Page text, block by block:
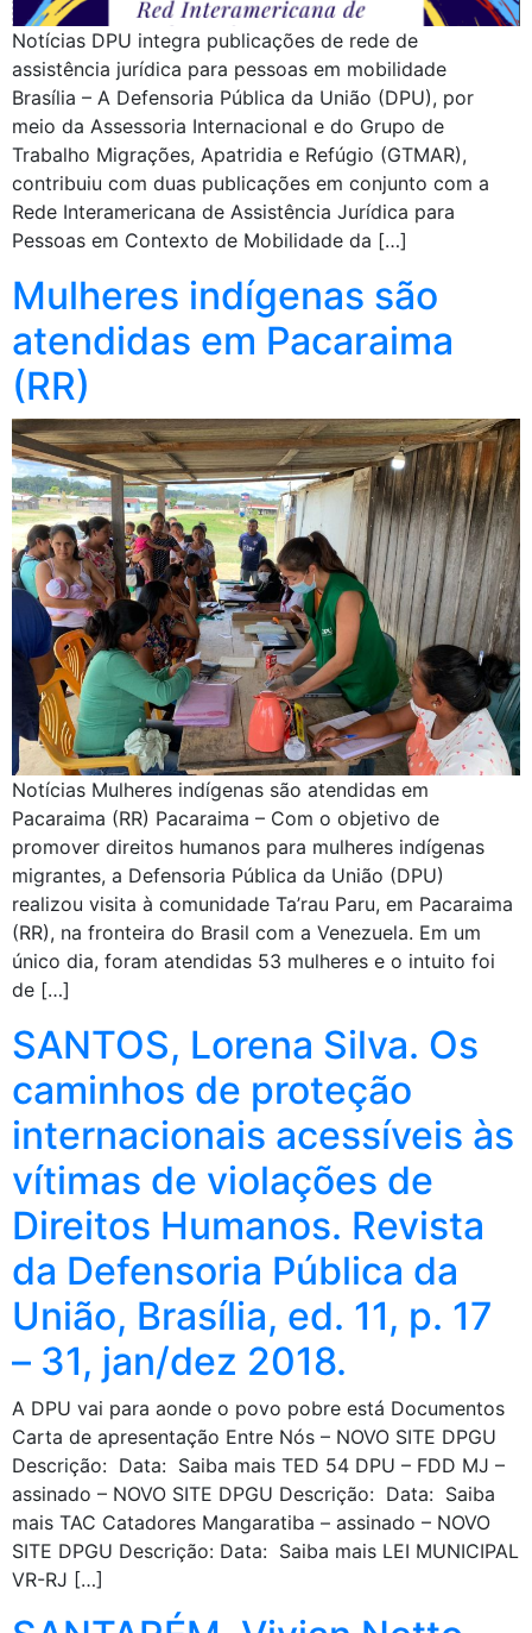
Notícias DPU integra publicações de rede de
assistência jurídica para pessoas em mobilidade
Brasília – A Defensoria Pública da União (DPU), por
meio da Assessoria Internacional e do Grupo de
Trabalho Migrações, Apatridia e Refúgio (GTMAR),
contribuiu com duas publicações em conjunto com a
Rede Interamericana de Assistência Jurídica para
Pessoas em Contexto de Mobilidade da […]
Mulheres indígenas são
atendidas em Pacaraima
(RR)
Notícias Mulheres indígenas são atendidas em
Pacaraima (RR) Pacaraima – Com o objetivo de
promover direitos humanos para mulheres indígenas
migrantes, a Defensoria Pública da União (DPU)
realizou visita à comunidade Ta’rau Paru, em Pacaraima
(RR), na fronteira do Brasil com a Venezuela. Em um
único dia, foram atendidas 53 mulheres e o intuito foi
de […]
SANTOS, Lorena Silva. Os
caminhos de proteção
internacionais acessíveis às
vítimas de violações de
Direitos Humanos. Revista
da Defensoria Pública da
União, Brasília, ed. 11, p. 17
– 31, jan/dez 2018.
A DPU vai para aonde o povo pobre está Documentos
Carta de apresentação Entre Nós – NOVO SITE DPGU
Descrição: Data: Saiba mais TED 54 DPU – FDD MJ –
assinado – NOVO SITE DPGU Descrição: Data: Saiba
mais TAC Catadores Mangaratiba – assinado – NOVO
SITE DPGU Descrição: Data: Saiba mais LEI MUNICIPAL
VR-RJ […]